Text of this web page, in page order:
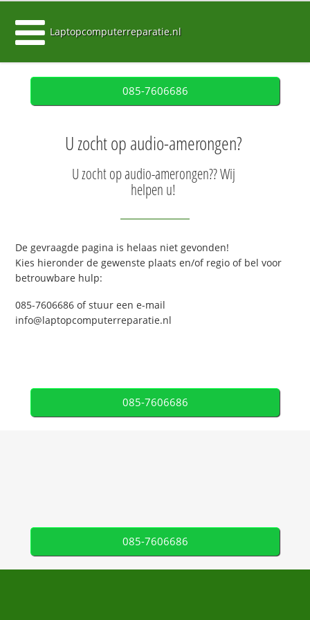
Laptopcomputerreparatie.nl
085-7606686
U zocht op audio-amerongen?
U zocht op audio-amerongen?? Wij
helpen u!
De gevraagde pagina is helaas niet gevonden!
Kies hieronder de gewenste plaats en/of regio of bel voor
betrouwbare hulp:
085-7606686 of stuur een e-mail
info@laptopcomputerreparatie.nl
085-7606686
085-7606686